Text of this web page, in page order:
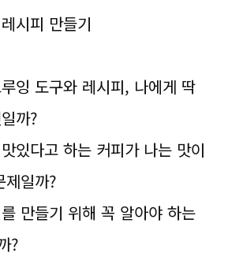
시피 만들기
잉 도구와 레시피, 나에게 딱
까?
있다고 하는 커피가 나는 맛이
제일까?
만들기 위해 꼭 알아야 하는
?